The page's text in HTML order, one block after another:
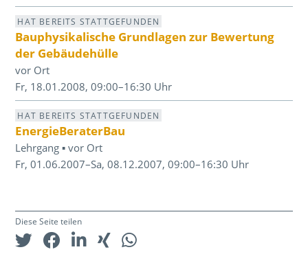
HAT BEREITS STATTGEFUNDEN
Bauphysikalische Grundlagen zur Bewertung
der Gebäudehülle
vor Ort
Fr, 18.01.2008, 09:00–16:30 Uhr
HAT BEREITS STATTGEFUNDEN
EnergieBeraterBau
Lehrgang ▪ vor Ort
Fr, 01.06.2007–Sa, 08.12.2007, 09:00–16:30 Uhr
Diese Seite teilen